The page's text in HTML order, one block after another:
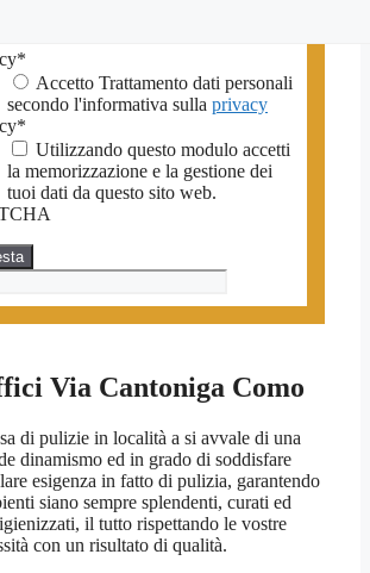
*
Accetto Trattamento dati personali
secondo l'informativa sulla privacy
*
Utilizzando questo modulo accetti
la memorizzazione e la gestione dei
tuoi dati da questo sito web.
Via Cantoniga Como
di pulizie in località a si avvale di una
dinamismo ed in grado di soddisfare
esigenza in fatto di pulizia, garantendo
siano sempre splendenti, curati ed
il tutto rispettando le vostre
con un risultato di qualità.